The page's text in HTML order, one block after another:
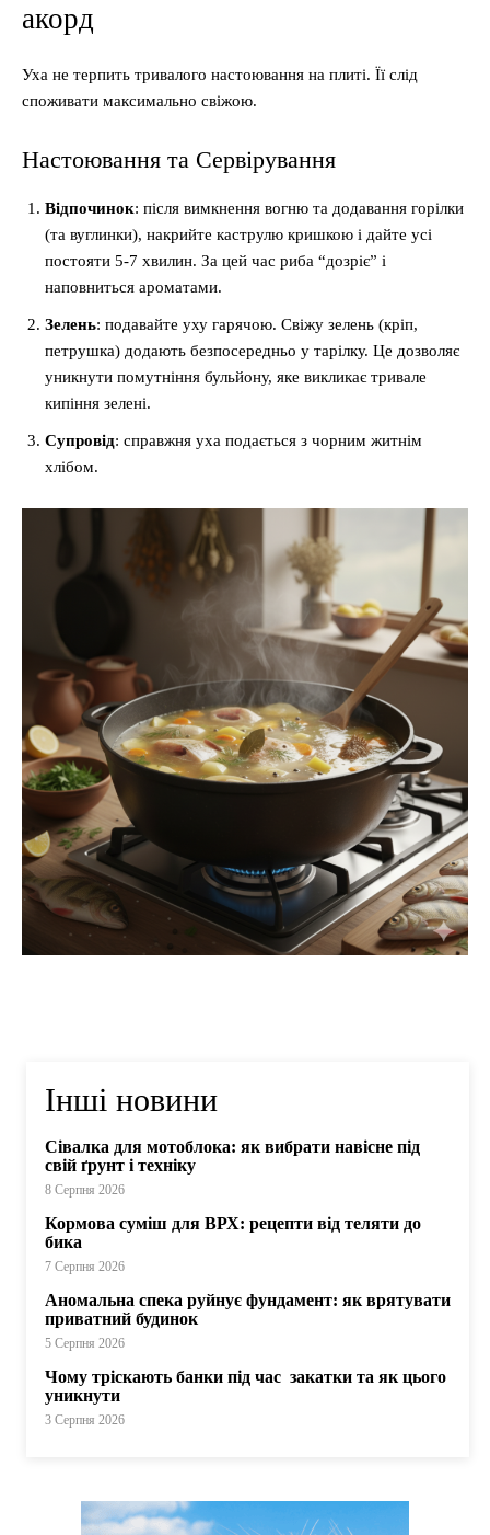
акорд
Уха не терпить тривалого настоювання на плиті. Її слід
споживати максимально свіжою.
Настоювання та Сервірування
Відпочинок: після вимкнення вогню та додавання горілки
(та вуглинки), накрийте каструлю кришкою і дайте усі
постояти 5-7 хвилин. За цей час риба “дозріє” і
наповниться ароматами.
Зелень: подавайте уху гарячою. Свіжу зелень (кріп,
петрушка) додають безпосередньо у тарілку. Це дозволяє
уникнути помутніння бульйону, яке викликає тривале
кипіння зелені.
Супровід: справжня уха подається з чорним житнім
хлібом.
Інші новини
Сівалка для мотоблока: як вибрати навісне під
свій ґрунт і техніку
8 Серпня 2026
Кормова суміш для ВРХ: рецепти від теляти до
бика
7 Серпня 2026
Аномальна спека руйнує фундамент: як врятувати
приватний будинок
5 Серпня 2026
Чому тріскають банки під час закатки та як цього
уникнути
3 Серпня 2026